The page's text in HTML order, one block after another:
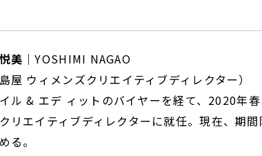
美 ｜YOSHIMI NAGAO
島屋 ウィメンズクリエイティブディレクター）
ル & エデ ィットのバイヤーを経て、2020年
リエイティブディレクターに就任。現在、期
る。